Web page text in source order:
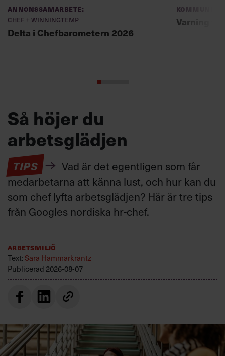
Annonssamarbete:
Chef + Winningtemp
Delta i Chefbarometern 2026
Varning
Så höjer du
arbetsglädjen
TIPS
Vad är det egentligen som får
medarbetarna att känna lust, och hur kan du
som chef lyfta arbetsglädjen? Här är tre tips
från Googles nordiska hr-chef.
Arbetsmiljö
Text:Sara Hammarkrantz
Publicerad 2026-08-07